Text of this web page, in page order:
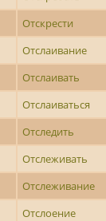
Отскрести
Отслаивание
Отслаивать
Отслаиваться
Отследить
Отслеживать
Отслеживание
Отслоение